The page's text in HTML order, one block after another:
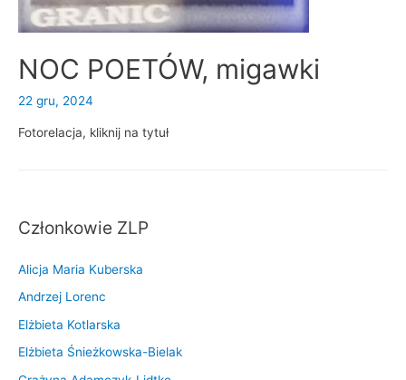
NOC POETÓW, migawki
22 gru, 2024
Fotorelacja, kliknij na tytuł
Członkowie ZLP
Alicja Maria Kuberska
Andrzej Lorenc
Elżbieta Kotlarska
Elżbieta Śnieżkowska-Bielak